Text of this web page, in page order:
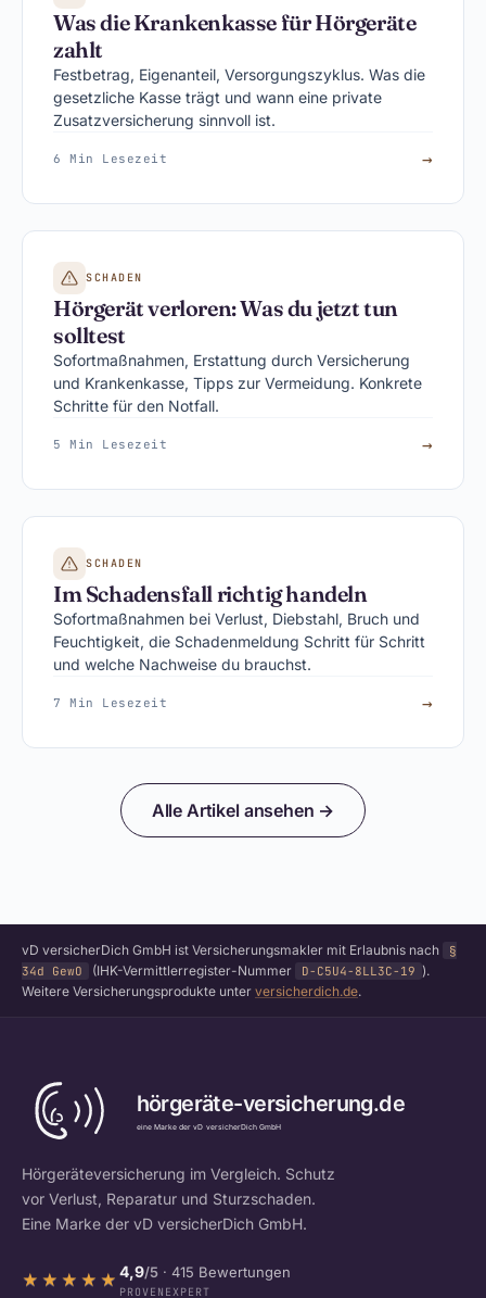
Was die Krankenkasse für Hörgeräte
zahlt
Festbetrag, Eigenanteil, Versorgungszyklus. Was die
gesetzliche Kasse trägt und wann eine private
Zusatzversicherung sinnvoll ist.
6 Min Lesezeit →
SCHADEN
Hörgerät verloren: Was du jetzt tun
solltest
Sofortmaßnahmen, Erstattung durch Versicherung
und Krankenkasse, Tipps zur Vermeidung. Konkrete
Schritte für den Notfall.
5 Min Lesezeit →
SCHADEN
Im Schadensfall richtig handeln
Sofortmaßnahmen bei Verlust, Diebstahl, Bruch und
Feuchtigkeit, die Schadenmeldung Schritt für Schritt
und welche Nachweise du brauchst.
7 Min Lesezeit →
Alle Artikel ansehen →
vD versicherDich GmbH ist Versicherungsmakler mit Erlaubnis nach
§
34d GewO
(IHK-Vermittlerregister-Nummer D-C5U4-8LL3C-19 ).
Weitere Versicherungsprodukte unter versicherdich.de.
Hörgeräteversicherung im Vergleich. Schutz
vor Verlust, Reparatur und Sturzschaden.
Eine Marke der vD versicherDich GmbH.
★★★★★
★★★★★ 4,9/5 · 415 Bewertungen
PROVENEXPERT